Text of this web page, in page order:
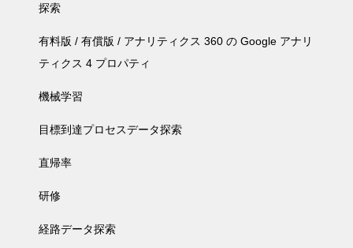
探索
有料版 / 有償版 / アナリティクス 360 の Google アナリ
ティクス 4 プロパティ
機械学習
目標到達プロセスデータ探索
直帰率
研修
経路データ探索